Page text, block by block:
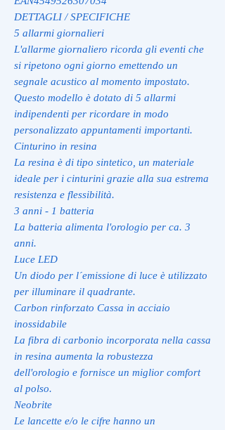
DETTAGLI / SPECIFICHE
5 allarmi giornalieri
L'allarme giornaliero ricorda gli eventi che
si ripetono ogni giorno emettendo un
segnale acustico al momento impostato.
Questo modello è dotato di 5 allarmi
indipendenti per ricordare in modo
personalizzato appuntamenti importanti.
Cinturino in resina
La resina è di tipo sintetico, un materiale
ideale per i cinturini grazie alla sua estrema
resistenza e flessibilità.
3 anni - 1 batteria
La batteria alimenta l'orologio per ca. 3
anni.
Luce LED
Un diodo per l´emissione di luce è utilizzato
per illuminare il quadrante.
Carbon rinforzato Cassa in acciaio
inossidabile
La fibra di carbonio incorporata nella cassa
in resina aumenta la robustezza
dell'orologio e fornisce un miglior comfort
al polso.
Neobrite
Le lancette e/o le cifre hanno un